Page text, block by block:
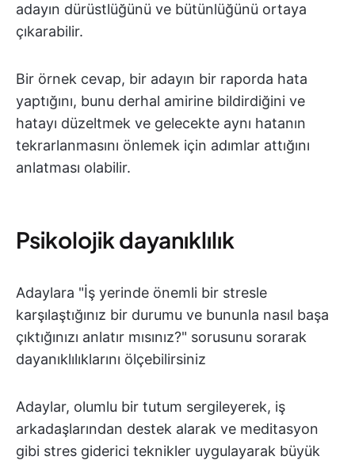
adayın dürüstlüğünü ve bütünlüğünü ortaya
çıkarabilir.
Bir örnek cevap, bir adayın bir raporda hata
yaptığını, bunu derhal amirine bildirdiğini ve
hatayı düzeltmek ve gelecekte aynı hatanın
tekrarlanmasını önlemek için adımlar attığını
anlatması olabilir.
Psikolojik dayanıklılık
Adaylara "İş yerinde önemli bir stresle
karşılaştığınız bir durumu ve bununla nasıl başa
çıktığınızı anlatır mısınız?" sorusunu sorarak
dayanıklılıklarını ölçebilirsiniz
Adaylar, olumlu bir tutum sergileyerek, iş
arkadaşlarından destek alarak ve meditasyon
gibi stres giderici teknikler uygulayarak büyük